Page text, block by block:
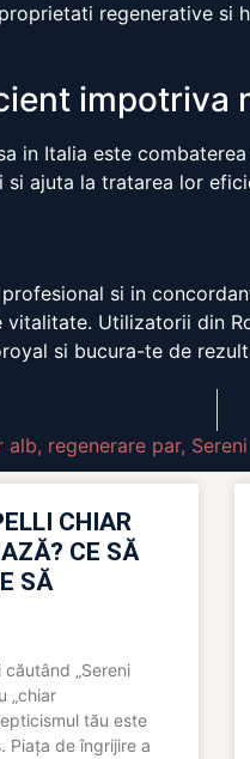
regenerative
impotriva
in Italia este
ajuta la tratarea lor
si in
Utilizatorii din
si bucura-te de
alb, regenerare par,
CHIAR
CE SĂ
SĂ
„Sereni
„chiar
tău este
Piața de îngrijire a